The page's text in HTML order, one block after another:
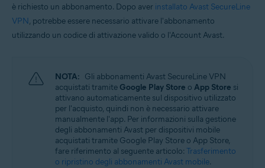
Avast SecureLine VPN 5.x per Windows
Avast SecureLine VPN 6.x per Android
Avast SecureLine VPN 6.x per iOS
Microsoft Windows 11 Home / Pro / Enterprise / Education
Microsoft Windows 10 Home / Pro / Enterprise / Education - 32/64 bit
Microsoft Windows 8.1 / Pro / Enterprise - 32/64 bit
Microsoft Windows 8 / Pro / Enterprise - 32/64 bit
Microsoft Windows 7 Home Basic / Home Premium / Professional /
Enterprise / Ultimate - Service Pack 1, 32/64 bit
Apple macOS 14.x (Sonoma)
Apple macOS 13.x (Ventura)
è richiesto un abbonamento. Dopo aver installato Avast SecureLine
VPN, potrebbe essere necessario attivare l'abbonamento
utilizzando un codice di attivazione valido o l'Account Avast.
NOTA: Gli abbonamenti Avast SecureLine VPN
acquistati tramite Google Play Store o App Store si
attivano automaticamente sul dispositivo utilizzato
per l'acquisto, quindi non è necessario attivare
manualmente l'app. Per informazioni sulla gestione
degli abbonamenti Avast per dispositivi mobile
acquistati tramite Google Play Store o App Store,
fare riferimento al seguente articolo: Trasferimento
o ripristino degli abbonamenti Avast mobile.